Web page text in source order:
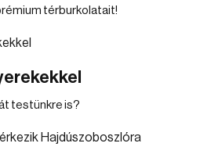
térburkolatait!
testünkre is?